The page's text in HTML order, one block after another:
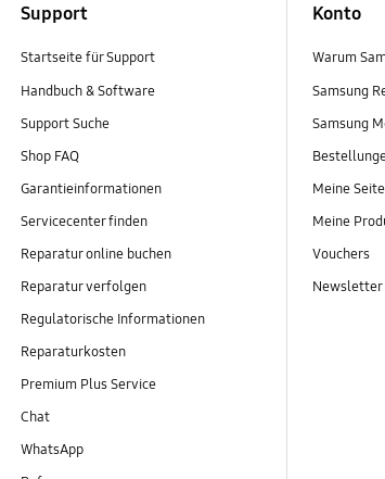
Support
Startseite für Support
Handbuch & Software
Support Suche
Shop FAQ
Garantieinformationen
Servicecenter finden
Reparatur online buchen
Reparatur verfolgen
Regulatorische Informationen
Reparaturkosten
Premium Plus Service
Chat
WhatsApp
Konto
Warum
Samsung
Samsung
Meine Seite
Meine
Vouchers
Newsletter